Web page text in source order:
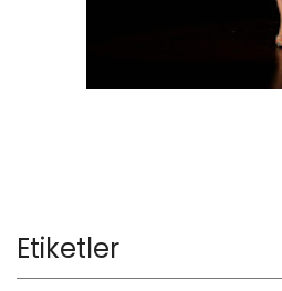
Etiketler